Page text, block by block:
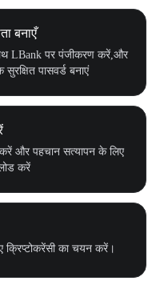
बनाएँ
LBank पर पंजीकरण करें,और
पासवर्ड बनाएं
करें और पहचान सत्यापन के लिए
करें
क्रिप्टोकरेंसी का चयन करें।